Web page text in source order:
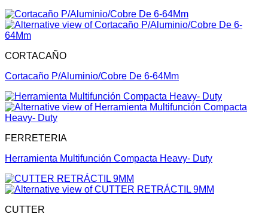
CORTACAÑO
Cortacaño P/Aluminio/Cobre De 6-64Mm
FERRETERIA
Herramienta Multifunción Compacta Heavy- Duty
CUTTER